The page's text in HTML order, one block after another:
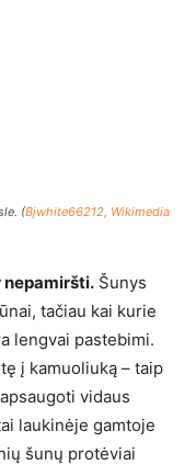
(Bjwhite66212, Wikimedia
nepamiršti. Šunys
tačiau kai kurie
lengvai pastebimi.
į kamuoliuką – taip
vidaus
laukinėje gamtoje
šunų protėviai